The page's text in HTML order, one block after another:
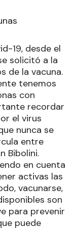
19, desde el
solicitó a la
de la vacuna.
tenemos
con
recordar
el virus
nunca se
entre
Bibolini.
en cuenta
activas las
vacunarse,
son
para prevenir
puede